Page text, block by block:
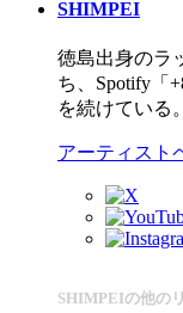
SHIMPEI
徳島出身のラ
ち、Spotify「
を続けている
アーティスト
SHIMPEIの他の